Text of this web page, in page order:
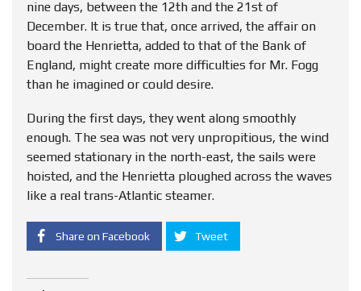
nine days, between the 12th and the 21st of
December. It is true that, once arrived, the affair on
board the Henrietta, added to that of the Bank of
England, might create more difficulties for Mr. Fogg
than he imagined or could desire.
During the first days, they went along smoothly
enough. The sea was not very unpropitious, the wind
seemed stationary in the north-east, the sails were
hoisted, and the Henrietta ploughed across the waves
like a real trans-Atlantic steamer.
Share on Facebook Tweet